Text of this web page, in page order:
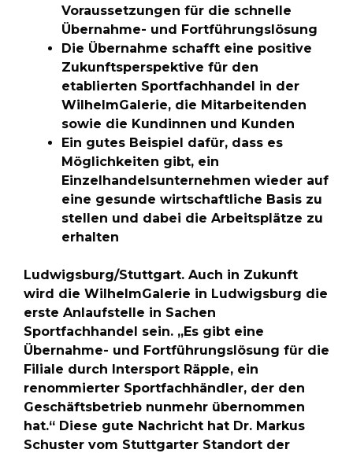
Voraussetzungen für die schnelle
Übernahme- und Fortführungslösung
Die Übernahme schafft eine positive
Zukunftsperspektive für den
etablierten Sportfachhandel in der
WilhelmGalerie, die Mitarbeitenden
sowie die Kundinnen und Kunden
Ein gutes Beispiel dafür, dass es
Möglichkeiten gibt, ein
Einzelhandelsunternehmen wieder auf
eine gesunde wirtschaftliche Basis zu
stellen und dabei die Arbeitsplätze zu
erhalten
Ludwigsburg/Stuttgart. Auch in Zukunft
wird die WilhelmGalerie in Ludwigsburg die
erste Anlaufstelle in Sachen
Sportfachhandel sein. „Es gibt eine
Übernahme- und Fortführungslösung für die
Filiale durch Intersport Räpple, ein
renommierter Sportfachhändler, der den
Geschäftsbetrieb nunmehr übernommen
hat.“ Diese gute Nachricht hat Dr. Markus
Schuster vom Stuttgarter Standort der